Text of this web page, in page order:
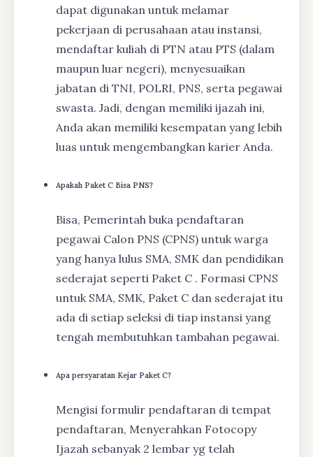
dapat digunakan untuk melamar
pekerjaan di perusahaan atau instansi,
mendaftar kuliah di PTN atau PTS (dalam
maupun luar negeri), menyesuaikan
jabatan di TNI, POLRI, PNS, serta pegawai
swasta. Jadi, dengan memiliki ijazah ini,
Anda akan memiliki kesempatan yang lebih
luas untuk mengembangkan karier Anda.
Apakah Paket C Bisa PNS?
Bisa, Pemerintah buka pendaftaran
pegawai Calon PNS (CPNS) untuk warga
yang hanya lulus SMA, SMK dan pendidikan
sederajat seperti Paket C . Formasi CPNS
untuk SMA, SMK, Paket C dan sederajat itu
ada di setiap seleksi di tiap instansi yang
tengah membutuhkan tambahan pegawai.
Apa persyaratan Kejar Paket C?
Mengisi formulir pendaftaran di tempat
pendaftaran, Menyerahkan Fotocopy
Ijazah sebanyak 2 lembar yg telah